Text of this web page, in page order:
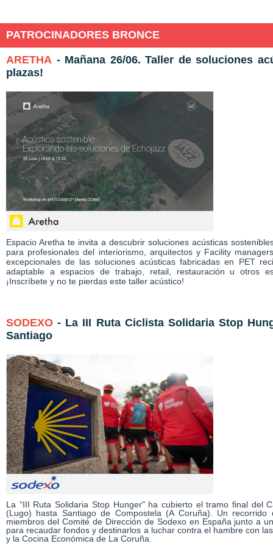
PATROCINADORES BRONCE
ARETHA - Mañana 26/06. Taller de soluciones
plazas!
Espacio Aretha te invita a descubrir soluciones acústicas
para profesionales del interiorismo, arquitectos y Facility
excepcionales de las soluciones acústicas fabricadas en PET
adaptable a espacios de trabajo, retail, restauración u otros
¡Inscríbete y no te pierdas este taller acústico!
SODEXO- La III Ruta Ciclista Solidaria Stop
Santiago
La “III Ruta Solidaria Stop Hunger" ha cubierto el tramo final del
(Lugo) hasta Santiago de Compostela (A Coruña). Un
miembros del Comité de Dirección de Sodexo en España junto a
para recaudar fondos y destinarlos a luchar contra el hambre con
y la Cocina Económica de La Coruña.